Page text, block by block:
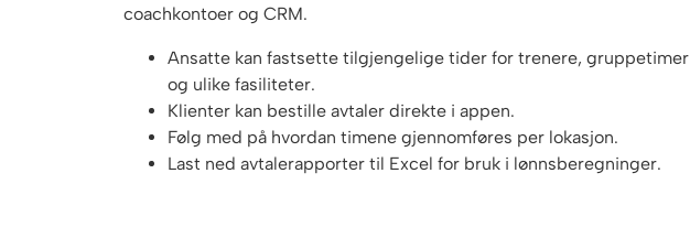
coachkontoer og CRM.
Ansatte kan fastsette tilgjengelige tider for trenere, gruppetimer
og ulike fasiliteter.
Klienter kan bestille avtaler direkte i appen.
Følg med på hvordan timene gjennomføres per lokasjon.
Last ned avtalerapporter til Excel for bruk i lønnsberegninger.